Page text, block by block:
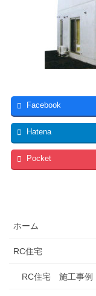
Facebook
Hatena
Pocket
ホーム
RC住宅
RC住宅 施工事例